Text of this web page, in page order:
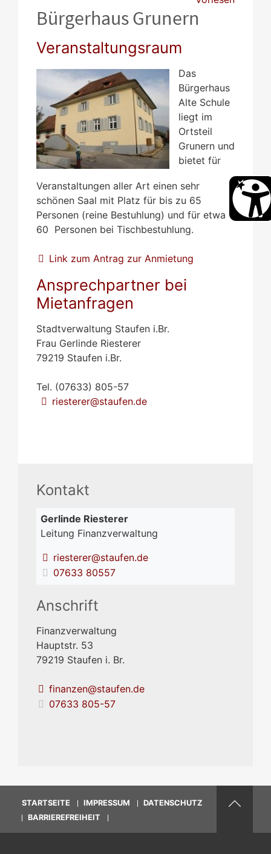
Bürgerhaus Grunern
Veranstaltungsraum
Das
Bürgerhaus
Alte Schule
liegt im
Ortsteil
Grunern und
bietet für
Veranstaltungen aller Art einen sehr
schönen Saal mit Platz für bis zu 65
Personen (reine Bestuhlung) und für etwa
60 Personen bei Tischbestuhlung.
Link zum Antrag zur Anmietung
Ansprechpartner bei
Mietanfragen
Stadtverwaltung Staufen i.Br.
Frau Gerlinde Riesterer
79219 Staufen i.Br.
Tel. (07633) 805-57
riesterer@staufen.de
Kontakt
Gerlinde Riesterer
Leitung Finanzverwaltung
riesterer@staufen.de
07633 80557
Anschrift
Finanzverwaltung
Hauptstr. 53
79219 Staufen i. Br.
finanzen@staufen.de
07633 805-57
STARTSEITE IMPRESSUM
DATENSCHUTZ
BARRIEREFREIHEIT